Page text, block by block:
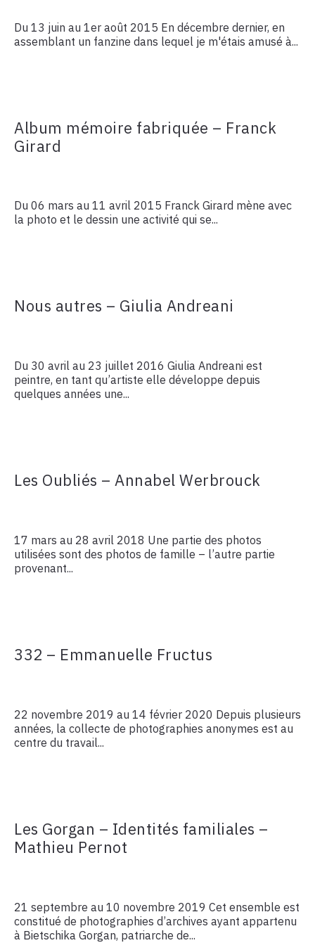
Du 13 juin au 1er août 2015 En décembre dernier, en
assemblant un fanzine dans lequel je m'étais amusé à...
Album mémoire fabriquée – Franck
Girard
Du 06 mars au 11 avril 2015 Franck Girard mène avec
la photo et le dessin une activité qui se...
Nous autres – Giulia Andreani
Du 30 avril au 23 juillet 2016 Giulia Andreani est
peintre, en tant qu’artiste elle développe depuis
quelques années une...
Les Oubliés – Annabel Werbrouck
17 mars au 28 avril 2018 Une partie des photos
utilisées sont des photos de famille – l’autre partie
provenant...
332 – Emmanuelle Fructus
22 novembre 2019 au 14 février 2020 Depuis plusieurs
années, la collecte de photographies anonymes est au
centre du travail...
Les Gorgan – Identités familiales –
Mathieu Pernot
21 septembre au 10 novembre 2019 Cet ensemble est
constitué de photographies d’archives ayant appartenu
à Bietschika Gorgan, patriarche de...